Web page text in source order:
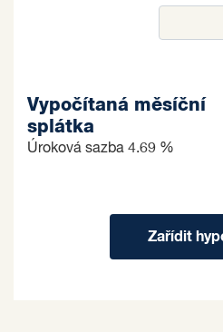
Vypočítaná měsíční
splátka
Úroková sazba 4.69 %
Zařídit